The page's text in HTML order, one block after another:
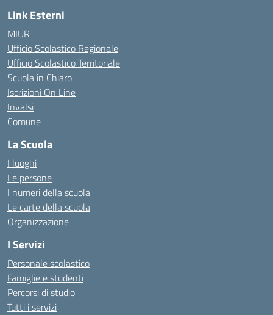
Link Esterni
MIUR
Ufficio Scolastico Regionale
Ufficio Scolastico Territoriale
Scuola in Chiaro
Iscrizioni On Line
Invalsi
Comune
La Scuola
I luoghi
Le persone
I numeri della scuola
Le carte della scuola
Organizzazione
I Servizi
Personale scolastico
Famiglie e studenti
Percorsi di studio
Tutti i servizi